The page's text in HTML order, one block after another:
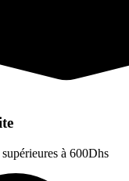
à 600Dhs